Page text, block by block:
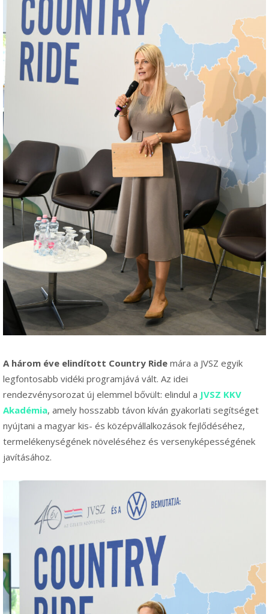
A három éve elindított Country Ride mára a JVSZ egyik
legfontosabb vidéki programjává vált. Az idei
rendezvénysorozat új elemmel bővült: elindul a JVSZ KKV
Akadémia, amely hosszabb távon kíván gyakorlati segítséget
nyújtani a magyar kis- és középvállalkozások fejlődéséhez,
termelékenységének növeléséhez és versenyképességének
javításához.